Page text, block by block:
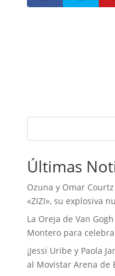
Últimas
Ozuna y Omar
«ZIZI», su explosiva
La Oreja de Van
Montero para
¡Jessi Uribe y Paola
al Movistar Arena de